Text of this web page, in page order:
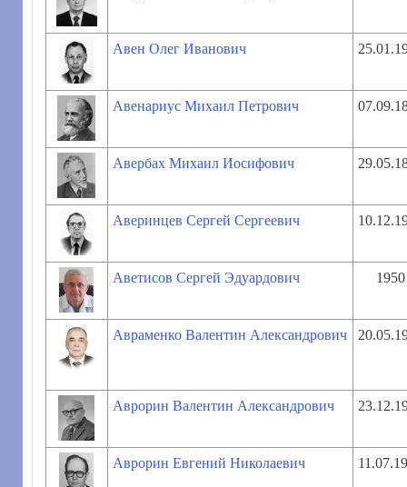
Авен Олег Иванович
Авенариус Михаил Петрович
Авербах Михаил Иосифович
Аверинцев Сергей Сергеевич
Аветисов Сергей Эдуардович 1950
Авраменко Валентин Александрович
Аврорин Валентин Александрович
Аврорин Евгений Николаевич